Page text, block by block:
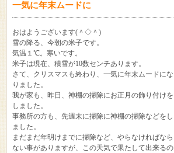
一気に年末ムードに
おはようございます(＾◇＾)
雪の降る、今朝の米子です。
気温１℃。寒いです。
米子は現在、積雪が10数センチあります。
さて、クリスマスも終わり、一気に年末ムードにな
りました。
我が家も、昨日、神棚の掃除にお正月の飾り付けを
しました。
事務所の方も、先週末に掃除に神棚の掃除などをし
ました。
まだまだ年明けまでに掃除など、やらなければなら
ない事がありますが、この天気で果たして出来るの